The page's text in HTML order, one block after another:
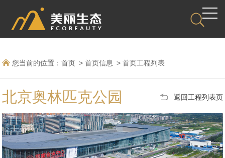
您当前的位置：首页 首页信息 首页工程列表
北京奥林匹克公园 返回工程列表页